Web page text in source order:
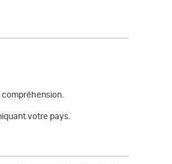
compréhension.
votre pays.